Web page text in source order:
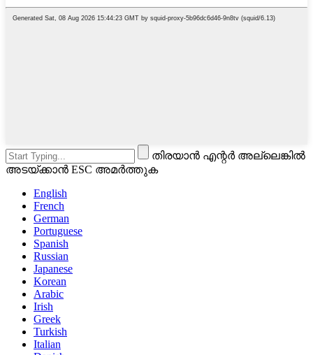
തിരയാൻ എന്റർ അല്ലെങ്കിൽ
അടയ്ക്കാൻ ESC അമർത്തുക
English
French
German
Portuguese
Spanish
Russian
Japanese
Korean
Arabic
Irish
Greek
Turkish
Italian